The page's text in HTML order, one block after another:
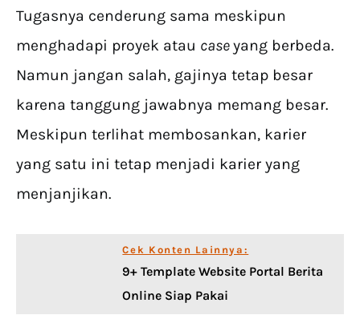
Tugasnya cenderung sama meskipun
menghadapi proyek atau caseyang berbeda.
Namun jangan salah, gajinya tetap besar
karena tanggung jawabnya memang besar.
Meskipun terlihat membosankan, karier
yang satu ini tetap menjadi karier yang
menjanjikan.
Cek Konten Lainnya:
9+ Template Website Portal Berita
Online Siap Pakai